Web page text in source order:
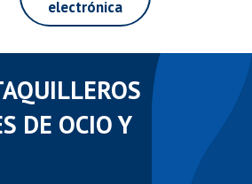
electrónica
DE OCIO Y